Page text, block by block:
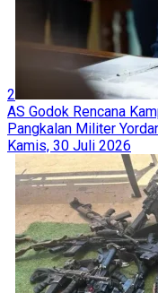
2
AS Godok Rencana
Pangkalan Militer
Kamis, 30 Juli 2026